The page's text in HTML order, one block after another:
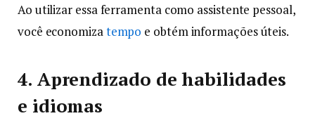
Ao utilizar essa ferramenta como assistente pessoal,
você economizatempo e obtém informações úteis.
4. Aprendizado de habilidades
e idiomas